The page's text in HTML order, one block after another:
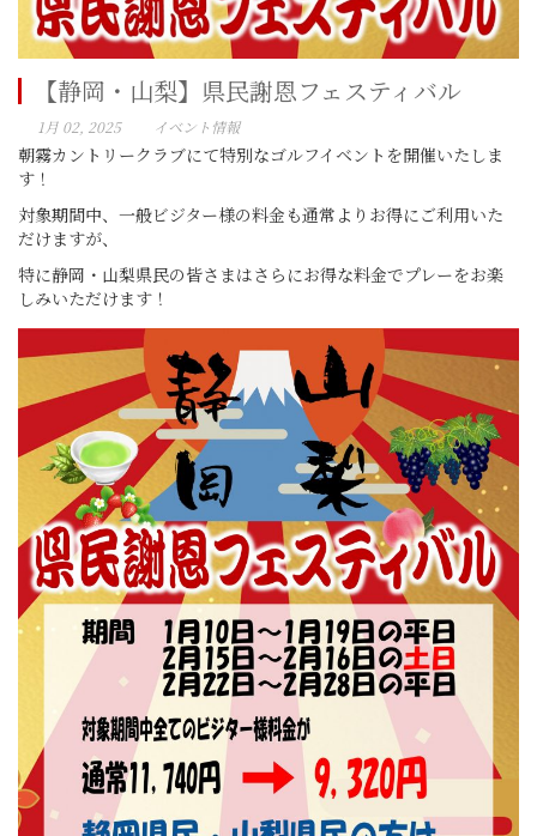
【静岡・山梨】県民謝恩フェスティバル
1月 02, 2025 イベント情報
朝霧カントリークラブにて特別なゴルフイベントを開催いたしま
す！
対象期間中、一般ビジター様の料金も通常よりお得にご利用いた
だけますが、
特に静岡・山梨県民の皆さまはさらにお得な料金でプレーをお楽
しみいただけます！